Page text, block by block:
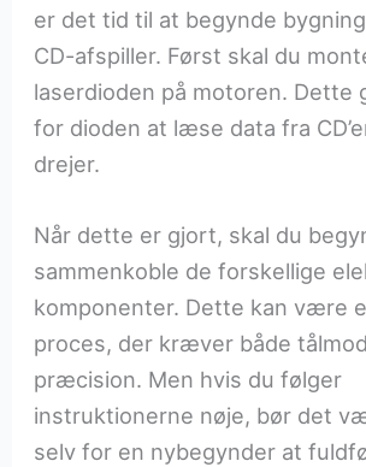
er det tid til at begynde
CD-afspiller. Først skal du
laserdioden på motoren. Dette
for dioden at læse data fra
drejer.
Når dette er gjort, skal du
sammenkoble de forskellige
komponenter. Dette kan være
proces, der kræver både
præcision. Men hvis du følger
instruktionerne nøje, bør det
selv for en nybegynder at